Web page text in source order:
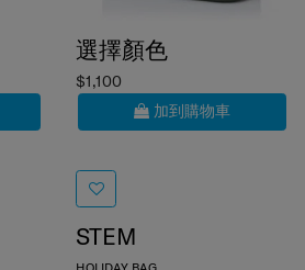
選擇顏色
$1,100
加到購物車
STEM